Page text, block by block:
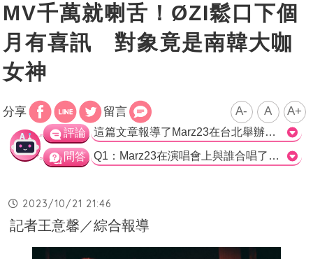
MV千萬就喇舌！ØZI鬆口下個
月有喜訊 對象竟是南韓大咖
女神
分享 留言 A- A A+
評論 這篇文章報導了Marz23在台北舉辦的「最美的風景」演唱會。演唱會以充滿意象的23神殿作為舞台，並邀請了歷年合作的好友作為嘉賓，其中包括與&amp;Oslash;ZI合唱夯曲〈情勒〉。報導中提到兩人在台上差點親了起來，引起了歌迷的熱烈反應。Marz23在演唱會上演唱了多首熱門歌曲，並表示與&amp;Oslash;ZI最近很少見面，所以開玩笑地說兩人不是兄弟關係，並以此成為了「情勒王」的標示。 報導中也提到了&amp;Oslash;ZI的一個驚喜現身合唱〈情勒〉，並表示下個月將與南韓女團New Jeans同台演出，這也是令人期待的消息。 整體而言，這篇文章報導了Marz23演唱會的精彩瞬間，尤其是與&amp;Oslash;ZI的合作和情勢一度高漲的親密互動。報導中也提到了家人和好友們的支持，這對Marz23來說是一個非常感動和有力的鼓勵。>
問答 Q1：Marz23在演唱會上與誰合唱了夯曲〈情勒〉？ a) 他的好友們 b) &Oslash;ZI c) New Jeans 正確答案：b) &Oslash;ZI Q2：Marz23表示上次與&amp;Oslash;ZI合體是在哪個演唱會上？ a) Marz23的演唱會 b) &Oslash;ZI的演唱會 c) New Jeans的演唱會 正確答案：b) &Oslash;ZI的演唱會 Q3：根據文章所述，哪位歌手要跟南韓女團New Jeans同台演出？ a) Marz23 b) &Oslash;ZI c) 電影中的細蜜 正確答案：c) 電影中的細蜜
2023/10/21 21:46
記者王意馨／綜合報導